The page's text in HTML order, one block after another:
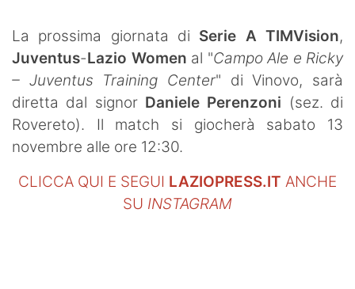
Contatti
La prossima giornata di Serie A TIMVision,
Juventus-Lazio Women al "Campo Ale e Ricky
– Juventus Training Center" di Vinovo, sarà
diretta dal signor Daniele Perenzoni (sez. di
Rovereto). Il match si giocherà sabato 13
novembre alle ore 12:30.
CLICCA QUI E SEGUI LAZIOPRESS.IT ANCHE
SU INSTAGRAM